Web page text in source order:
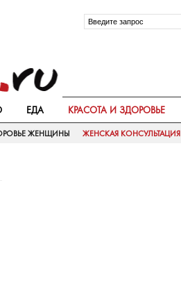
ЕДА КРАСОТА И ЗДОРОВЬЕ
ЖЕНЩИНЫ ЖЕНСКАЯ КОНСУЛЬТАЦИЯ